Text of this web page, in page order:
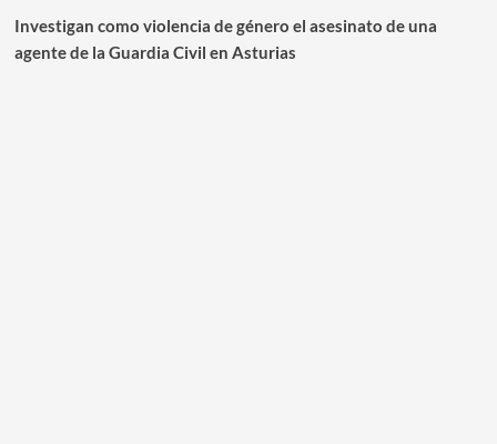
Investigan como violencia de género el asesinato de una
agente de la Guardia Civil en Asturias